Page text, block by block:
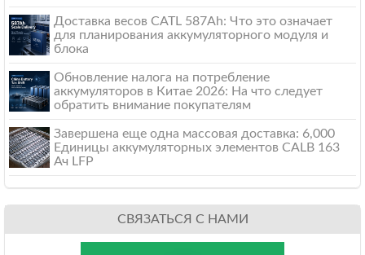
Доставка весов CATL 587Ah: Что это означает
для планирования аккумуляторного модуля и
блока
Обновление налога на потребление
аккумуляторов в Китае 2026: На что следует
обратить внимание покупателям
Завершена еще одна массовая доставка: 6,000
Единицы аккумуляторных элементов CALB 163
Ач LFP
СВЯЗАТЬСЯ С НАМИ